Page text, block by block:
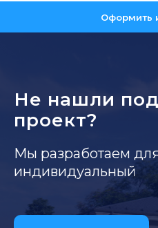
Оформить
Не нашли
проект?
Мы разработаем
индивидуальный